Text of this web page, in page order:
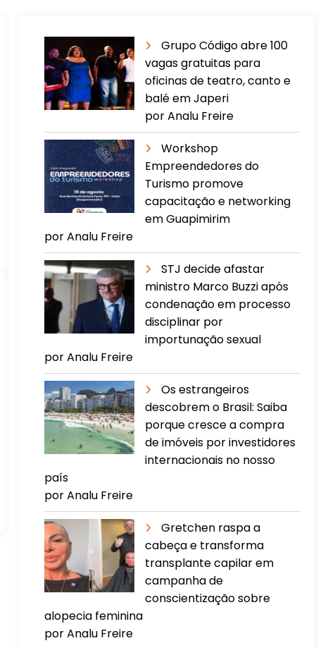
Grupo Código abre 100
vagas gratuitas para
oficinas de teatro, canto e
balé em Japeri
por Analu Freire
Workshop
Empreendedores do
Turismo promove
capacitação e networking
em Guapimirim
por Analu Freire
STJ decide afastar
ministro Marco Buzzi após
condenação em processo
disciplinar por
importunação sexual
por Analu Freire
Os estrangeiros
descobrem o Brasil: Saiba
porque cresce a compra
de imóveis por investidores
internacionais no nosso
país
por Analu Freire
Gretchen raspa a
cabeça e transforma
transplante capilar em
campanha de
conscientização sobre
alopecia feminina
por Analu Freire